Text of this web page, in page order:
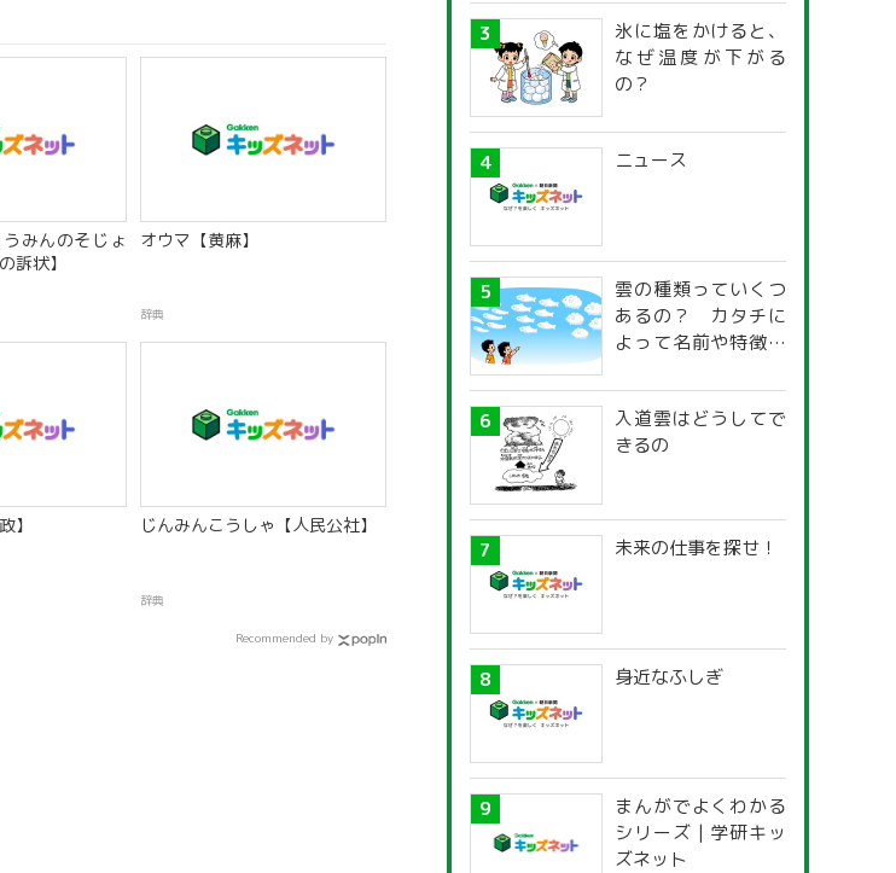
みんのそじょ
訴状】
オウマ【黄麻】
辞典
】 じんみんこうしゃ【人民公社】
辞典
Recommended by
氷に塩をかけると、
なぜ温度が下がる
の？
ニュース
雲の種類っていくつ
あるの？ カタチに
よって名前や特徴が
入道雲はどうしてで
きるの
未来の仕事を探せ！
身近なふしぎ
まんがでよくわかる
シリーズ | 学研キッ
ズネット